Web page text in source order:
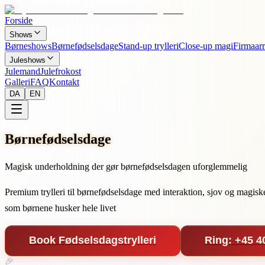
Forside
Shows
BørneshowsBørnefødselsdageStand-up trylleriClose-up magi
Juleshows
JulemandJulefrokost
GalleriFAQKontakt
DA EN
Børnefødselsdage
Magisk underholdning der gør børnefødselsdagen uforglemmelig
Premium trylleri til børnefødselsdage med interaktion, sjov og
som børnene husker hele livet
Book Fødselsdagstrylleri Ring: +45